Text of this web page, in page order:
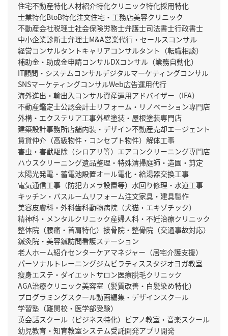
住宅不動産特化人材紹介特化クリニック特化採用特化
士業特化BtoB特化注文住宅・工務店美容クリニック
不動産会社税理士社会保険労務士弁護士司法書士行政書士
中小企業診断士弁理士M&A営業代行・セールスコンサル
経営コンサルタントキャリアコンサルタント（転職相談）
補助金・助成金申請コンサルDXコンサル（業務自動化）
IT顧問・システムコンサルデジタルマーケティングコンサル
SNSマーケティングコンサルWeb広告運用代行
海外進出・輸出入コンサル資産運用アドバイザー（IFA）
不動産鑑定士公認会計士リフォーム・リノベーション専門店
外構・エクステリア工事外壁塗装・屋根塗装専門店
建築設計事務所店舗内装・デザイン不動産売却エージェント
賃貸仲介（高級物件・コンセプト物件） 解体工事
害虫・害獣駆除（シロアリ等） エアコンクリーニング専門店
ハウスクリーニング遺品整理・特殊清掃庭師・造園・剪定
太陽光発電・蓄電池設置オール電化・給湯器交換工事
電気通信工事（防犯カメラ設置等） 水回り修理・水道工事
キッチン・バスルームリフォーム注文家具・建具製作
美容皮膚科・外科歯科動物病院（犬猫・エキゾチック）
精神科・メンタルクリニック産婦人科・不妊治療クリニック
整体院（腰痛・首肩特化） 接骨院・整骨院（交通事故対応）
鍼灸院・美容鍼訪問看護ステーション
老人ホーム紹介センターケアマネジャー（居宅介護支援）
パーソナルトレーニングジムピラティススタジオヨガ教室
痩身エステ・ダイエットサロン医療脱毛クリニック
AGA治療クリニック美容室（髪質改善・白髪染め特化）
プログラミングスクール動画編集・デザインスクール
学習塾（難関校・医学部受験）
英会話スクール（ビジネス特化） ピアノ教室・音楽スクール
幼児教育・知育教室システム受託開発アプリ開発